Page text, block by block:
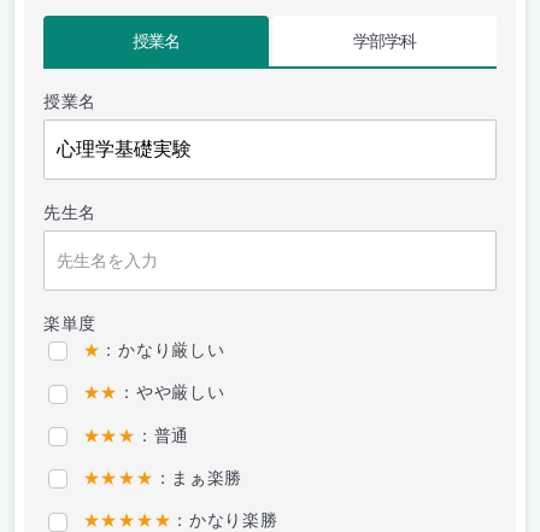
授業名 学部学科
授業名
先生名
楽単度
★ ：かなり厳しい
★★ ：やや厳しい
★★★ ：普通
★★★★ ：まぁ楽勝
★★★★★ ：かなり楽勝